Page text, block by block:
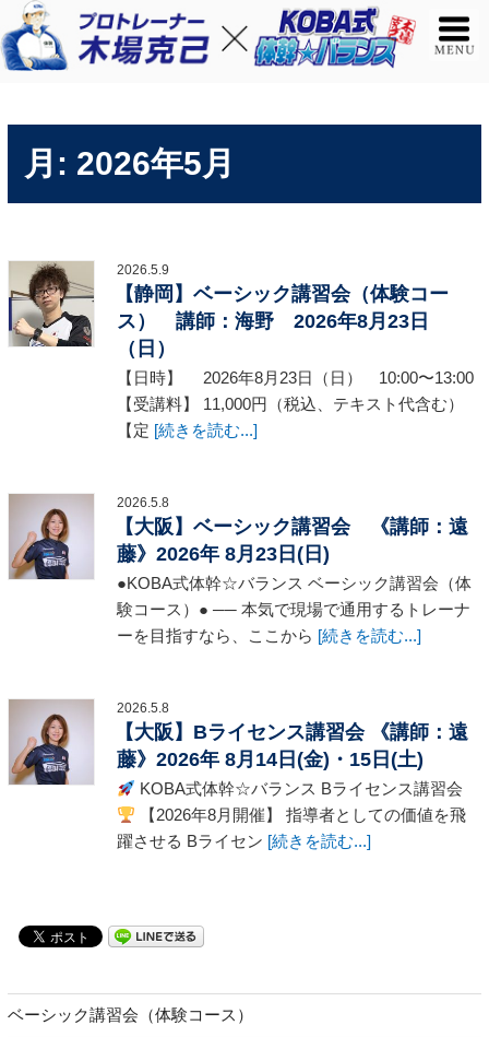
月: 2026年5月
2026.5.9
【静岡】ベーシック講習会（体験コー
ス） 講師：海野 2026年8月23日
（日）
【日時】 2026年8月23日（日） 10:00〜13:00
【受講料】 11,000円（税込、テキスト代含む）
【定 [続きを読む...]
2026.5.8
【大阪】ベーシック講習会 《講師：遠
藤》2026年 8月23日(日)
●KOBA式体幹☆バランス ベーシック講習会（体
験コース）● ── 本気で現場で通用するトレーナ
ーを目指すなら、ここから [続きを読む...]
2026.5.8
【大阪】Bライセンス講習会 《講師：遠
藤》2026年 8月14日(金)・15日(土)
KOBA式体幹☆バランス Bライセンス講習会
【2026年8月開催】 指導者としての価値を飛
躍させる Bライセン [続きを読む...]
ベーシック講習会（体験コース）